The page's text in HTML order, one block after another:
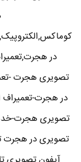
در
تصویری هجرت -
در هجرت-
تصویری هجرت-
تصویری در هجرت